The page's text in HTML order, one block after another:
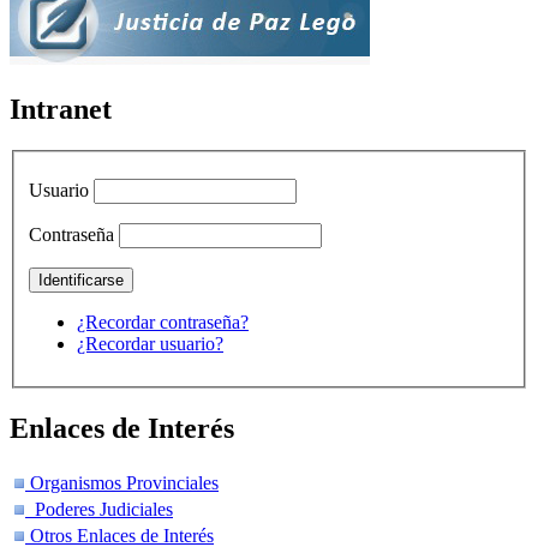
Intranet
Usuario
Contraseña
¿Recordar contraseña?
¿Recordar usuario?
Enlaces de Interés
Organismos Provinciales
Poderes Judiciales
Otros Enlaces de Interés